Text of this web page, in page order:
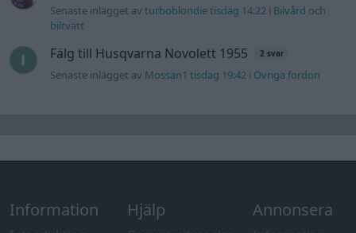
Senaste inlägget avturboblondie tisdag 14:22 i Bilvård och
biltvätt
Fälg till Husqvarna Novolett 1955 2 svar
Senaste inlägget av Mossan1 tisdag 19:42 i Övriga fordon
Information Hjälp Annonsera